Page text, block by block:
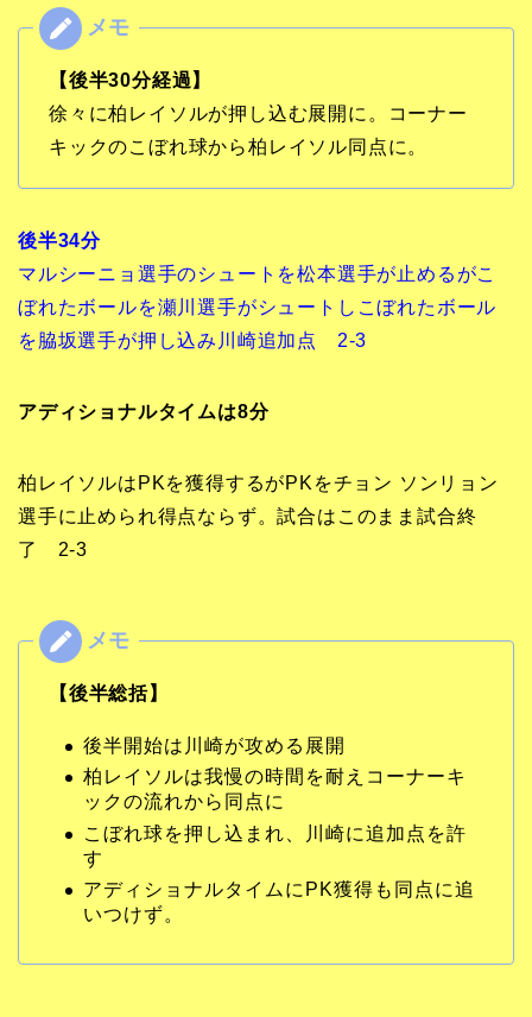
【後半30分経過】
徐々に柏レイソルが押し込む展開に。コーナー
キックのこぼれ球から柏レイソル同点に。
後半34分
マルシーニョ選手のシュートを松本選手が止めるがこ
ぼれたボールを瀬川選手がシュートしこぼれたボール
を脇坂選手が押し込み川崎追加点 2-3
アディショナルタイムは8分
柏レイソルはPKを獲得するがPKをチョン ソンリョン
選手に止められ得点ならず。試合はこのまま試合終
了 2-3
【後半総括】
後半開始は川崎が攻める展開
柏レイソルは我慢の時間を耐えコーナーキ
ックの流れから同点に
こぼれ球を押し込まれ、川崎に追加点を許
す
アディショナルタイムにPK獲得も同点に追
いつけず。